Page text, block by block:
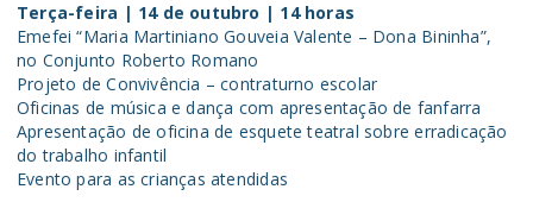
Terça-feira | 14 de outubro | 14 horas
Emefei “Maria Martiniano Gouveia Valente – Dona Bininha”,
no Conjunto Roberto Romano
Projeto de Convivência – contraturno escolar
Oficinas de música e dança com apresentação de fanfarra
Apresentação de oficina de esquete teatral sobre erradicação
do trabalho infantil
Evento para as crianças atendidas